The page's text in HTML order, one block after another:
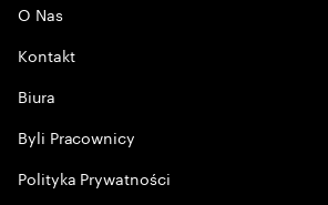
O Nas
Kontakt
Biura
Byli Pracownicy
Polityka Prywatności